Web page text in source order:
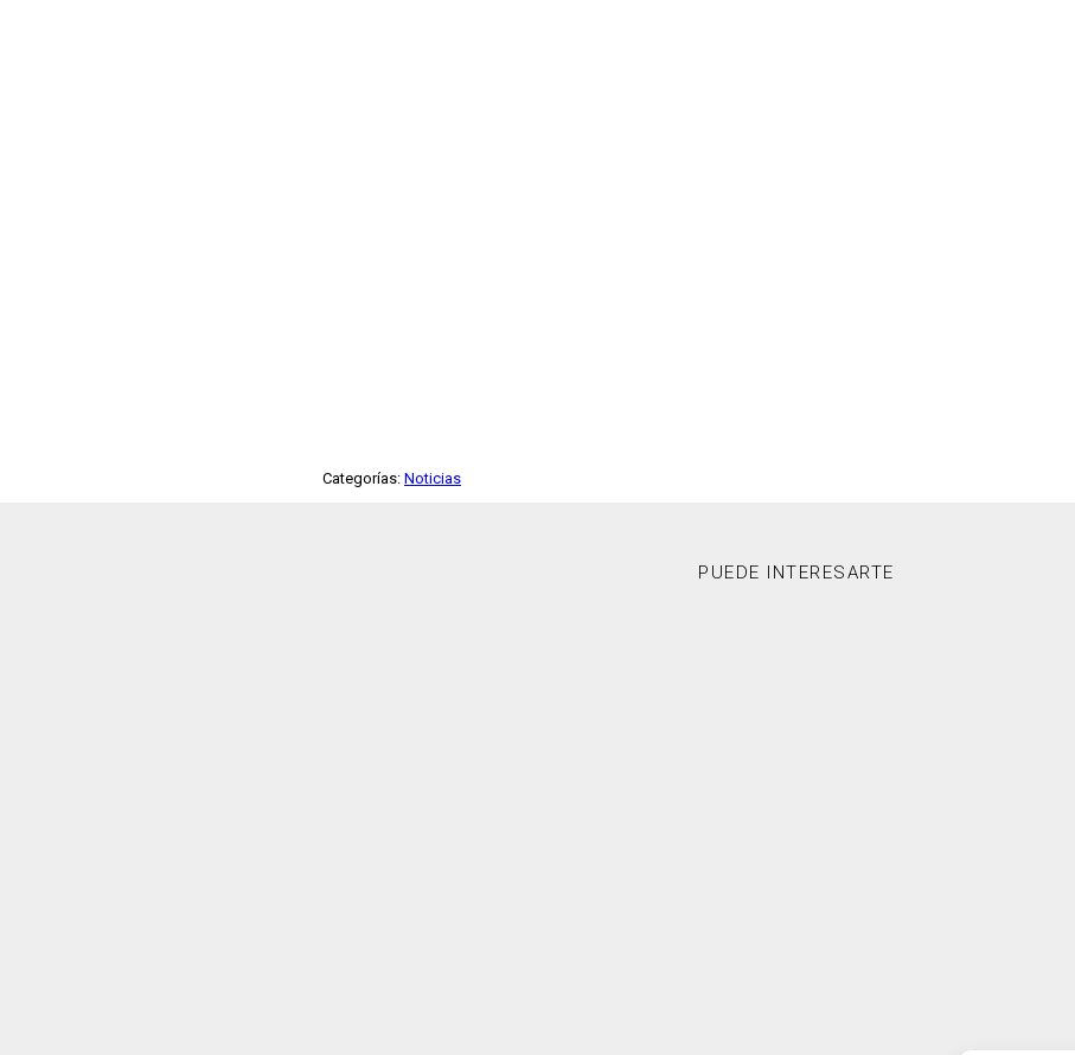
Categorías: Noticias
PUEDE INTERESARTE